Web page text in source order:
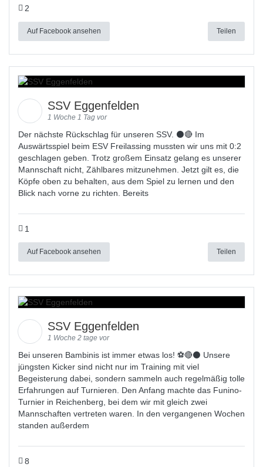
2
Auf Facebook ansehen Teilen
SSV Eggenfelden
1 Woche 1 Tag vor
Der nächste Rückschlag für unseren SSV. ⚫🔴 Im
Auswärtsspiel beim ESV Freilassing mussten wir uns mit 0:2
geschlagen geben. Trotz großem Einsatz gelang es unserer
Mannschaft nicht, Zählbares mitzunehmen. Jetzt gilt es, die
Köpfe oben zu behalten, aus dem Spiel zu lernen und den
Blick nach vorne zu richten. Bereits
1
Auf Facebook ansehen Teilen
SSV Eggenfelden
1 Woche 2 tage vor
Bei unseren Bambinis ist immer etwas los! ⚽️🔴⚫ Unsere
jüngsten Kicker sind nicht nur im Training mit viel
Begeisterung dabei, sondern sammeln auch regelmäßig tolle
Erfahrungen auf Turnieren. Den Anfang machte das Funino-
Turnier in Reichenberg, bei dem wir mit gleich zwei
Mannschaften vertreten waren. In den vergangenen Wochen
standen außerdem
8